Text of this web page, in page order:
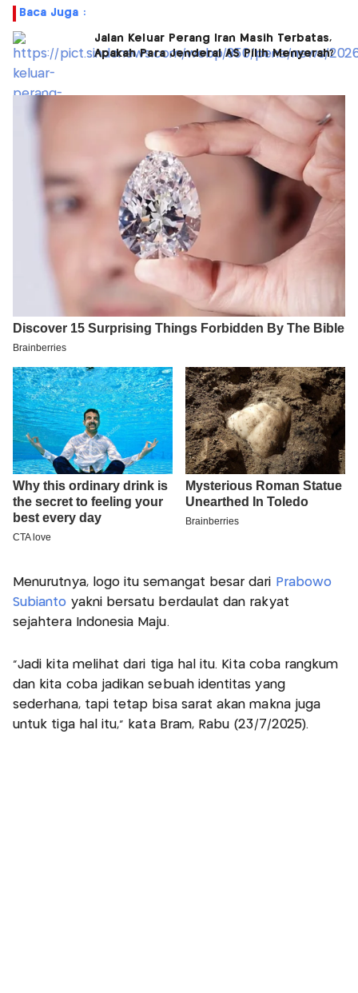
Baca Juga :
Jalan Keluar Perang Iran Masih Terbatas,
Apakah Para Jenderal AS Pilih Menyerah?
Menurutnya, logo itu semangat besar dari Prabowo
Subianto yakni bersatu berdaulat dan rakyat
sejahtera Indonesia Maju.
"Jadi kita melihat dari tiga hal itu. Kita coba rangkum
dan kita coba jadikan sebuah identitas yang
sederhana, tapi tetap bisa sarat akan makna juga
untuk tiga hal itu," kata Bram, Rabu (23/7/2025).